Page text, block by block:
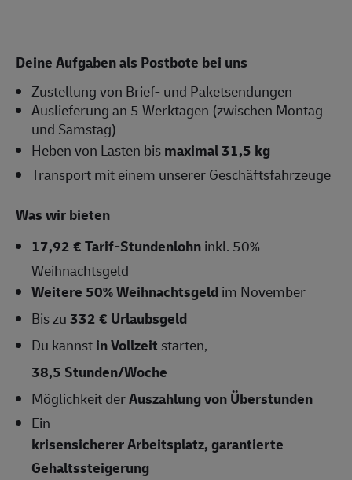
Deine Aufgaben als Postbote bei uns
Zustellung von Brief- und Paketsendungen
Auslieferung an 5 Werktagen (zwischen Montag
und Samstag)
Heben von Lasten bismaximal 31,5 kg
Transport mit einem unserer Geschäftsfahrzeuge
Was wir bieten
17,92 € Tarif-Stundenlohninkl. 50%
Weihnachtsgeld
Weitere 50% Weihnachtsgeldim November
Bis zu332 € Urlaubsgeld
Du kannstin Vollzeit starten,
38,5 Stunden/Woche
Möglichkeit derAuszahlung von Überstunden
Ein
krisensicherer Arbeitsplatz, garantierte
Gehaltssteigerung